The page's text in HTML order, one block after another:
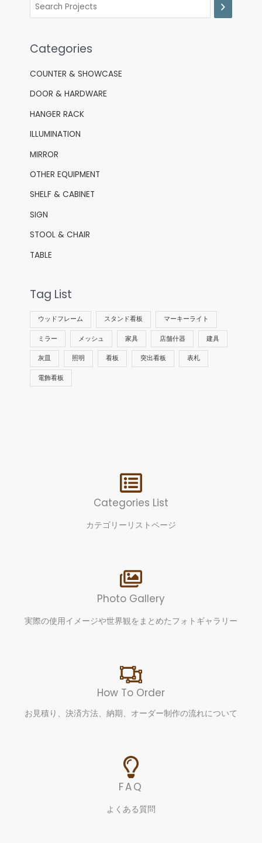
Categories
COUNTER & SHOWCASE
DOOR & HARDWARE
HANGER RACK
ILLUMINATION
MIRROR
OTHER EQUIPMENT
SHELF & CABINET
SIGN
STOOL & CHAIR
TABLE
Tag List
ウッドフレーム スタンド看板 マーキーライト
ミラー メッシュ 家具 店舗什器 建具
灰皿 照明 看板 突出看板 表札
電飾看板
Categories List
カテゴリーリストページ
Photo Gallery
実際の使用イメージや世界観をまとめたフォトギャラリー
How To Order
お見積り、決済方法、納期、オーダー制作の流れについて
FAQ
よくある質問